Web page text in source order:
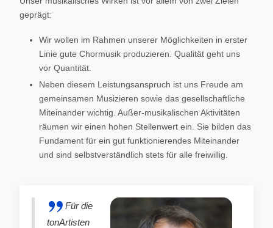
geprägt:
Wir wollen im Rahmen unserer Möglichkeiten in erster
Linie gute Chormusik produzieren. Qualität geht uns
vor Quantität.
Neben diesem Leistungsanspruch ist uns Freude am
gemeinsamen Musizieren sowie das gesellschaftliche
Miteinander wichtig. Außer-musikalischen Aktivitäten
räumen wir einen hohen Stellenwert ein. Sie bilden das
Fundament für ein gut funktionierendes Miteinander
und sind selbstverständlich stets für alle freiwillig.
Für die
tonArtisten